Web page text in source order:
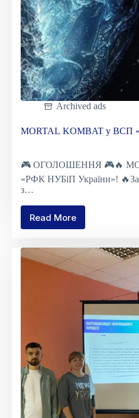
Archived ads
MORTAL KOMBAT у ВСП
🎮 ОГОЛОШЕННЯ 🎮🔥
«РФК НУБіП України»!
з…
Read More
MORTAL
ВСП
«РФК
НУБіП